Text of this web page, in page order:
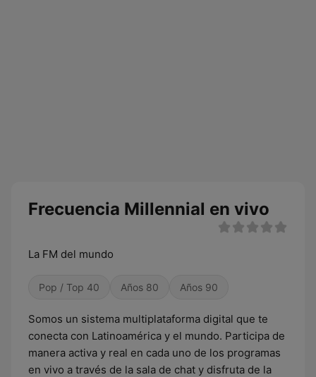
Frecuencia Millennial en vivo
La FM del mundo
Pop / Top 40 Años 80 Años 90
Somos un sistema multiplataforma digital que te
conecta con Latinoamérica y el mundo. Participa de
manera activa y real en cada uno de los programas
en vivo a través de la sala de chat y disfruta de la